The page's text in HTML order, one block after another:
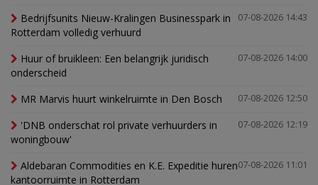
07-08-2026 14:43
Bedrijfsunits Nieuw-Kralingen Businesspark in
Rotterdam volledig verhuurd
07-08-2026 14:00
Huur of bruikleen: Een belangrijk juridisch
onderscheid
07-08-2026 12:50
MR Marvis huurt winkelruimte in Den Bosch
07-08-2026 12:19
'DNB onderschat rol private verhuurders in
woningbouw'
07-08-2026 11:01
Aldebaran Commodities en K.E. Expeditie huren
kantoorruimte in Rotterdam